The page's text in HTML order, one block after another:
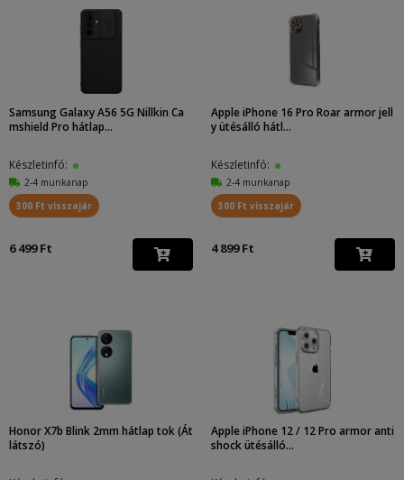
Samsung Galaxy A56 5G Nillkin Ca
mshield Pro hátlap...
Készletinfó:
2-4 munkanap
300 Ft visszajár
6 499 Ft
Apple iPhone 16 Pro Roar armor jell
y ütésálló hátl...
Készletinfó:
2-4 munkanap
300 Ft visszajár
4 899 Ft
Honor X7b Blink 2mm hátlap tok (Át
látszó)
Apple iPhone 12 / 12 Pro armor anti
shock ütésálló...